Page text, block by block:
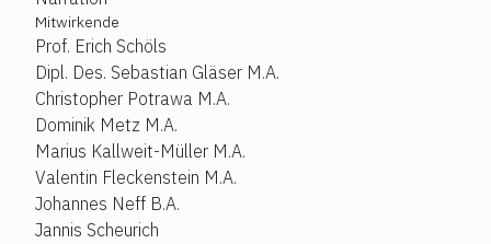
Mitwirkende
Prof. Erich Schöls
Dipl. Des. Sebastian Gläser M.A.
Christopher Potrawa M.A.
Dominik Metz M.A.
Marius Kallweit-Müller M.A.
Valentin Fleckenstein M.A.
Johannes Neff B.A.
Jannis Scheurich